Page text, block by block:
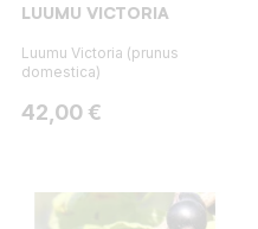
LUUMU VICTORIA
Luumu Victoria (prunus
domestica)
Hinta
42,00 €